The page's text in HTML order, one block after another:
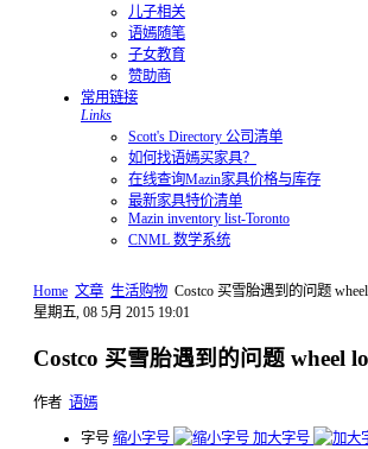
儿子相关
语嫣随笔
子女教育
赞助商
常用链接
Links
Scott's Directory 公司清单
如何找语嫣买家具？
在线查询Mazin家具价格与库存
最新家具特价清单
Mazin inventory list-Toronto
CNML 数学系统
Home 文章 生活购物 Costco 买雪胎遇到的问题
星期五, 08 5月 2015 19:01
Costco 买雪胎遇到的问题 wheel
作者 语嫣
字号 缩小字号
加大字号